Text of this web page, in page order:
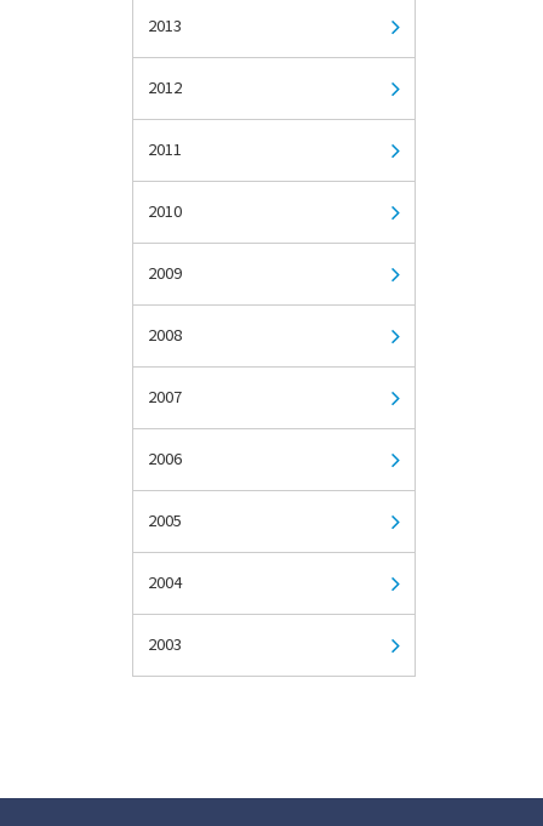
2013
2012
2011
2010
2009
2008
2007
2006
2005
2004
2003